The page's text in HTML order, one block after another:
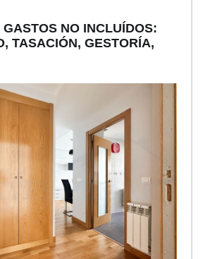
GASTOS NO INCLUÍDOS:
TASACIÓN, GESTORÍA,